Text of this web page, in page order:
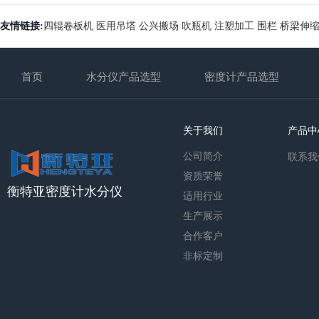
友情链接: 四辊卷板机 医用吊塔 公兴搬场 吹瓶机 注塑加工 围栏 桥梁伸
首页 水分仪产品选型 密度计产品选型
衡特亚密度计水分仪
关于我们
公司简介
资质荣誉
适用行业
生产展示
合作客户
非标定制
产品
联系